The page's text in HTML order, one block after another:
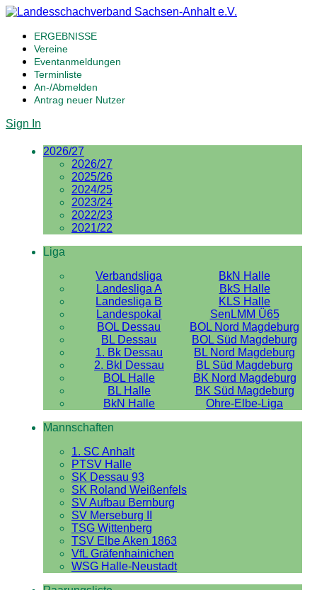
ERGEBNISSE
Vereine
Eventanmeldungen
Terminliste
An-/Abmelden
Antrag neuer Nutzer
Sign In
2026/27
2026/27
2025/26
2024/25
2023/24
2022/23
2021/22
Liga
Verbandsliga
BkN Halle
Landesliga A
BkS Halle
Landesliga B
KLS Halle
Landespokal
SenLMM Ü65
BOL Dessau
BOL Nord Magdeburg
BL Dessau
BOL Süd Magdeburg
1. Bk Dessau
BL Nord Magdeburg
2. Bkl Dessau
BL Süd Magdeburg
BOL Halle
BK Nord Magdeburg
BL Halle
BK Süd Magdeburg
BkN Halle
Ohre-Elbe-Liga
Mannschaften
1. SC Anhalt
PTSV Halle
SK Dessau 93
SK Roland Weißenfels
SV Aufbau Bernburg
SV Merseburg II
TSG Wittenberg
TSV Elbe Aken 1863
VfL Gräfenhainichen
WSG Halle-Neustadt